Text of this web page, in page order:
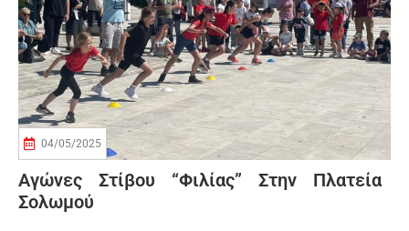
04/05/2025
Αγώνες Στίβου “Φιλίας” Στην Πλατεία
Σολωμού